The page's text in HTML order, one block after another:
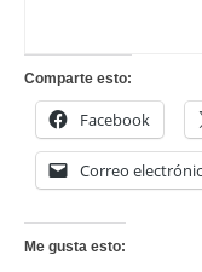
Comparte esto:
Facebook
Correo
Me gusta esto: